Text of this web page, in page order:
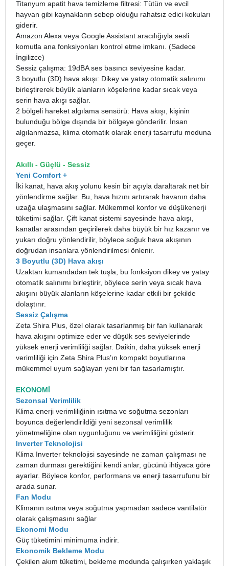
Titanyum apatit hava temizleme filtresi: Tütün ve evcil
hayvan gibi kaynakların sebep olduğu rahatsız edici kokuları
giderir.
Amazon Alexa veya Google Assistant aracılığıyla sesli
komutla ana fonksiyonları kontrol etme imkanı. (Sadece
İngilizce)
Sessiz çalışma: 19dBA ses basıncı seviyesine kadar.
3 boyutlu (3D) hava akışı: Dikey ve yatay otomatik salınımı
birleştirerek büyük alanların köşelerine kadar sıcak veya
serin hava akışı sağlar.
2 bölgeli hareket algılama sensörü: Hava akışı, kişinin
bulunduğu bölge dışında bir bölgeye gönderilir. İnsan
algılanmazsa, klima otomatik olarak enerji tasarrufu moduna
geçer.
Akıllı - Güçlü - Sessiz
Yeni Comfort +
İki kanat, hava akış yolunu kesin bir açıyla daraltarak net bir
yönlendirme sağlar. Bu, hava hızını artırarak havanın daha
uzağa ulaşmasını sağlar. Mükemmel konfor ve düşükenerji
tüketimi sağlar. Çift kanat sistemi sayesinde hava akışı,
kanatlar arasından geçirilerek daha büyük bir hız kazanır ve
yukarı doğru yönlendirilir, böylece soğuk hava akışının
doğrudan insanlara yönlendirilmesi önlenir.
3 Boyutlu (3D) Hava akışı
Uzaktan kumandadan tek tuşla, bu fonksiyon dikey ve yatay
otomatik salınımı birleştirir, böylece serin veya sıcak hava
akışını büyük alanların köşelerine kadar etkili bir şekilde
dolaştırır.
Sessiz Çalışma
Zeta Shira Plus, özel olarak tasarlanmış bir fan kullanarak
hava akışını optimize eder ve düşük ses seviyelerinde
yüksek enerji verimliliği sağlar. Daikin, daha yüksek enerji
verimliliği için Zeta Shira Plus’ın kompakt boyutlarına
mükemmel uyum sağlayan yeni bir fan tasarlamıştır.
EKONOMİ
Sezonsal Verimlilik
Klima enerji verimliliğinin ısıtma ve soğutma sezonları
boyunca değerlendirildiği yeni sezonsal verimlilik
yönetmeliğine olan uygunluğunu ve verimliliğini gösterir.
Inverter Teknolojisi
Klima Inverter teknolojisi sayesinde ne zaman çalışması ne
zaman durması gerektiğini kendi anlar, gücünü ihtiyaca göre
ayarlar. Böylece konfor, performans ve enerji tasarrufunu bir
arada sunar.
Fan Modu
Klimanın ısıtma veya soğutma yapmadan sadece vantilatör
olarak çalışmasını sağlar
Ekonomi Modu
Güç tüketimini minimuma indirir.
Ekonomik Bekleme Modu
Çekilen akım tüketimi, bekleme modunda çalışırken yaklaşık